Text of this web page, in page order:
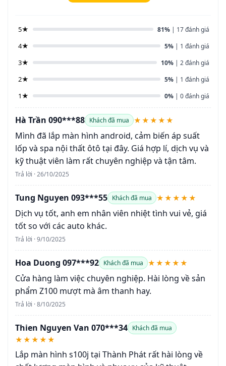
5★ 81% | 17 đánh giá
4★ 5% | 1 đánh giá
3★ 10% | 2 đánh giá
2★ 5% | 1 đánh giá
1★ 0% | 0 đánh giá
Hà Trần 090***88 Khách đã mua ★★★★★
Mình đã lắp màn hình android, cảm biến áp suất
lốp và spa nội thất ôtô tại đây. Giá hợp lí, dịch vụ và
kỹ thuật viên làm rất chuyên nghiệp và tận tâm.
Trả lời · 26/10/2025
Tung Nguyen 093***55 Khách đã mua ★★★★★
Dịch vụ tốt, anh em nhân viên nhiệt tình vui vẻ, giá
tốt so với các auto khác.
Trả lời · 9/10/2025
Hoa Duong 097***92 Khách đã mua ★★★★★
Cửa hàng làm việc chuyên nghiệp. Hài lòng về sản
phẩm Z100 mượt mà âm thanh hay.
Trả lời · 8/10/2025
Thien Nguyen Van 070***34 Khách đã mua
★★★★★
Lắp màn hình s100j tại Thành Phát rất hài lòng về